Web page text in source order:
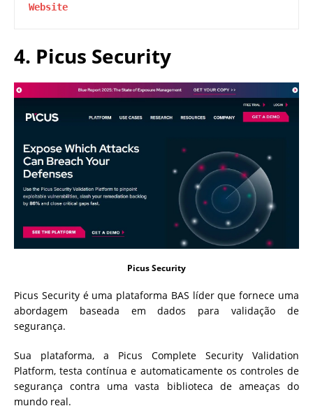
Website
4. Picus Security
Picus Security
Picus Security é uma plataforma BAS líder que fornece uma
abordagem baseada em dados para validação de
segurança.
Sua plataforma, a Picus Complete Security Validation
Platform, testa contínua e automaticamente os controles de
segurança contra uma vasta biblioteca de ameaças do
mundo real.